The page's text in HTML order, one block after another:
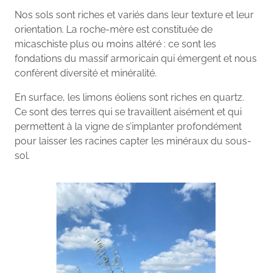
Nos sols sont riches et variés dans leur texture et leur
orientation. La roche-mère est constituée de
micaschiste plus ou moins altéré : ce sont les
fondations du massif armoricain qui émergent et nous
confèrent diversité et minéralité.
En surface, les limons éoliens sont riches en quartz.
Ce sont des terres qui se travaillent aisément et qui
permettent à la vigne de s’implanter profondément
pour laisser les racines capter les minéraux du sous-
sol.